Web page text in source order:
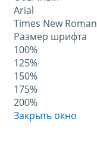
Arial
Times New Roman
Размер шрифта
100%
125%
150%
175%
200%
Закрыть окно